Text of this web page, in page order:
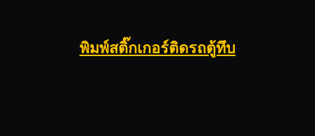
พิมพ์สติ๊กเกอร์ติดรถตู้ทึบ